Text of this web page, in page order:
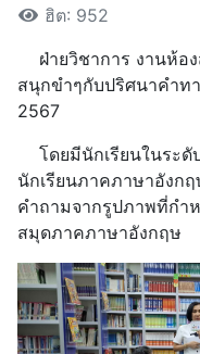
ฮิต: 952
ฝ่ายวิชาการ งานห้อง
สนุกขำๆกับปริศนาคำท
2567
โดยมีนักเรียนในระดั
นักเรียนภาคภาษาอังก
คำถามจากรูปภาพที่ก
สมุดภาคภาษาอังกฤษ